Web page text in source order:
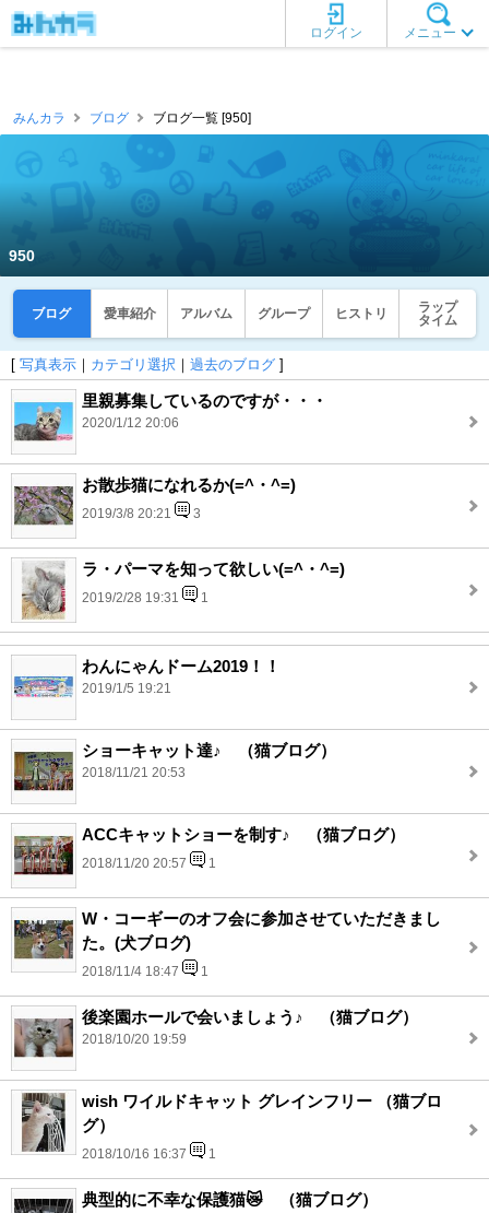
メニュー
ログイン
みんカラ ブログ ブログ一覧 [950]
950
ブログ 愛車紹介 アルバム グループ ヒストリ
ラップ
タイム
[ 写真表示 ｜ カテゴリ選択 ｜ 過去のブログ ]
里親募集しているのですが・・・
2020/1/12 20:06
お散歩猫になれるか(=^・^=)
2019/3/8 20:21 3
ラ・パーマを知って欲しい(=^・^=)
2019/2/28 19:31 1
わんにゃんドーム2019！！
2019/1/5 19:21
ショーキャット達♪ （猫ブログ）
2018/11/21 20:53
ACCキャットショーを制す♪ （猫ブログ）
2018/11/20 20:57 1
W・コーギーのオフ会に参加させていただきまし
た。(犬ブログ)
2018/11/4 18:47 1
後楽園ホールで会いましょう♪ （猫ブログ）
2018/10/20 19:59
wish ワイルドキャット グレインフリー （猫ブロ
グ）
2018/10/16 16:37 1
典型的に不幸な保護猫😿 （猫ブログ）